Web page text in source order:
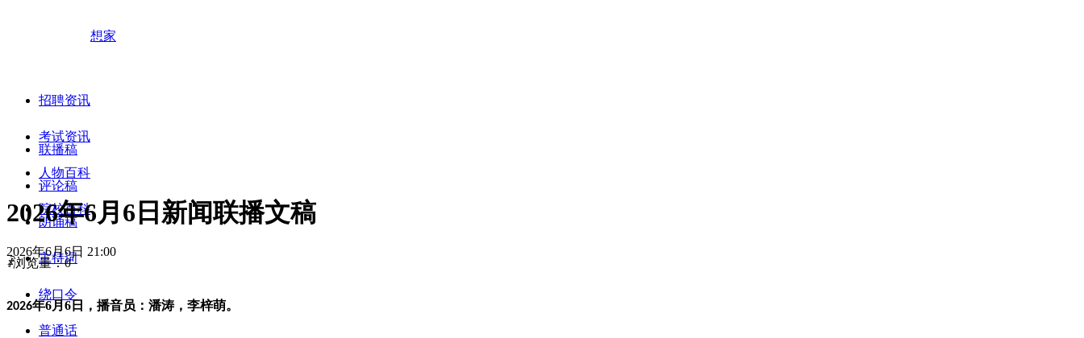
想家
招聘资讯
考试资讯
人物百科
院校百科
联播稿
评论稿
朗诵稿
主持词
绕口令
普通话
2026年6月6日新闻联播文稿
2026年6月6日 21:00
ꄑ浏览量：0
2026年6月 6日，播音员： 潘涛， 李梓萌。